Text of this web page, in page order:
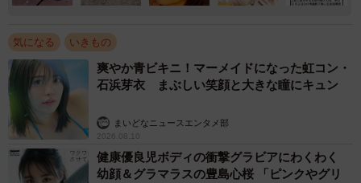
気になる いきもの
爽やか青ビキニ！マーメイドになった虹コン・
石浜芽衣 まぶしい笑顔と大きな瞳にキュン
まいどなニュースエンタメ部
2026.08.10
健康優良児ボディの衝撃グラビアにわくわく
幼顔＆グラマラスの豊島心桜 「ピンクやグリ